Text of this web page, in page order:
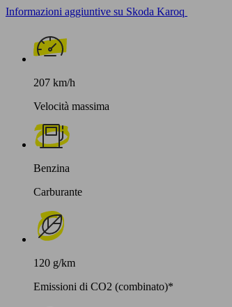
Informazioni aggiuntive su Skoda Karoq
207 km/h
Velocità massima
Benzina
Carburante
120 g/km
Emissioni di CO2 (combinato)*